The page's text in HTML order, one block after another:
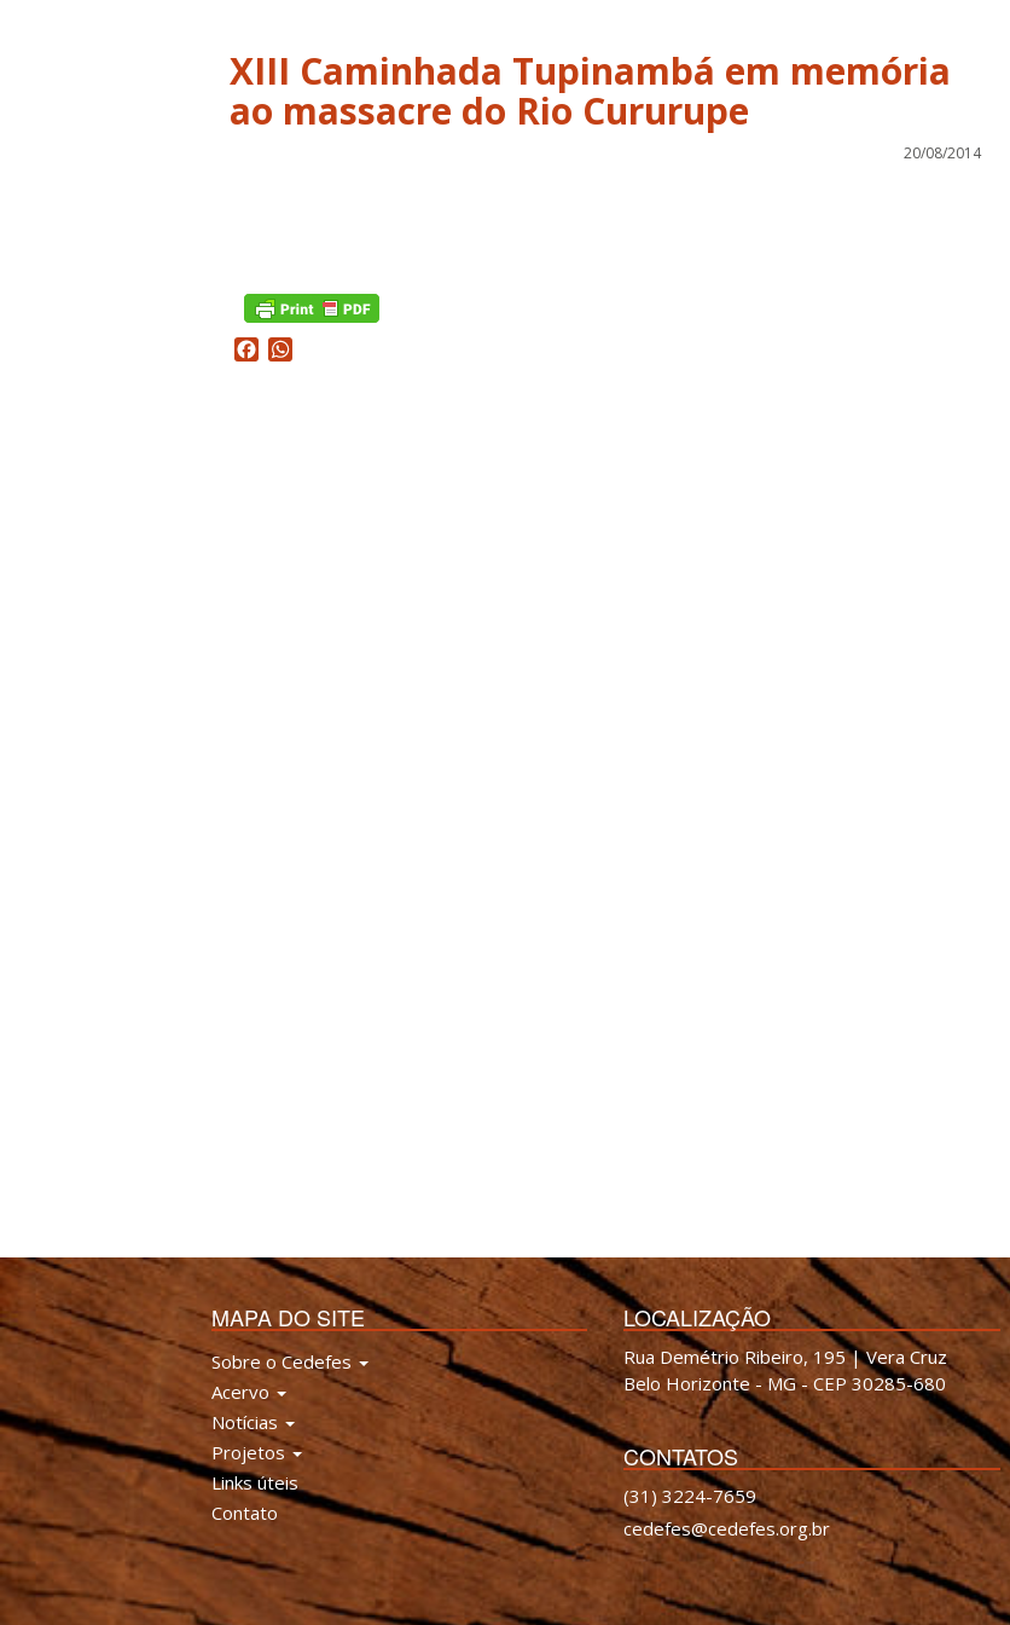
XIII Caminhada Tupinambá em memória
ao massacre do Rio Cururupe
20/08/2014
Descurtir
Facebook
MAPA DO SITE
Sobre o Cedefes
Acervo
Notícias
Projetos
Links úteis
Contato
LOCALIZAÇÃO
Rua Demétrio Ribeiro, 195 | Vera Cruz
Belo Horizonte - MG - CEP 30285-680
CONTATOS
(31) 3224-7659
cedefes@cedefes.org.br